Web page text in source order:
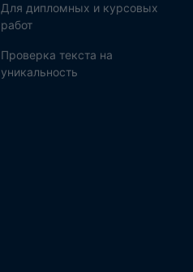
Для дипломных и курсовых
работ
Проверка текста на
уникальность